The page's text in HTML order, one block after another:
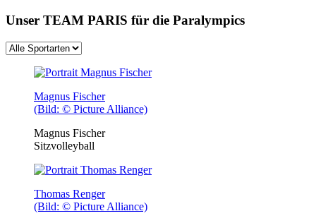
Unser TEAM PARIS für die Paralympics
Magnus Fischer
(Bild: © Picture Alliance)
Magnus Fischer
Sitzvolleyball
Thomas Renger
(Bild: © Picture Alliance)